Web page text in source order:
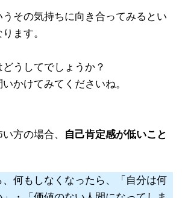
その気持ちに向き合ってみるとい
ます。
うしてでしょうか？
かけてみてくださいね。
方の場合、
自己肯定感が低いこと
何もしなくなったら、「自分は何